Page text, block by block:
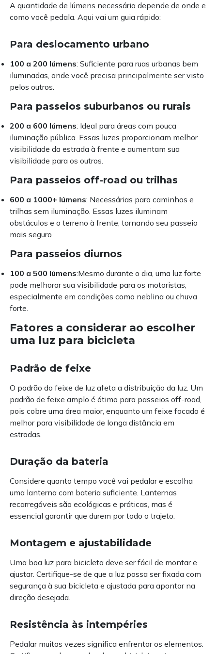
A quantidade de lúmens necessária depende de onde e
como você pedala. Aqui vai um guia rápido:
Para deslocamento urbano
100 a 200 lúmens: Suficiente para ruas urbanas bem
iluminadas, onde você precisa principalmente ser visto
pelos outros.
Para passeios suburbanos ou rurais
200 a 600 lúmens: Ideal para áreas com pouca
iluminação pública. Essas luzes proporcionam melhor
visibilidade da estrada à frente e aumentam sua
visibilidade para os outros.
Para passeios off-road ou trilhas
600 a 1000+ lúmens: Necessárias para caminhos e
trilhas sem iluminação. Essas luzes iluminam
obstáculos e o terreno à frente, tornando seu passeio
mais seguro.
Para passeios diurnos
100 a 500 lúmens:Mesmo durante o dia, uma luz forte
pode melhorar sua visibilidade para os motoristas,
especialmente em condições como neblina ou chuva
forte.
Fatores a considerar ao escolher
uma luz para bicicleta
Padrão de feixe
O padrão do feixe de luz afeta a distribuição da luz. Um
padrão de feixe amplo é ótimo para passeios off-road,
pois cobre uma área maior, enquanto um feixe focado é
melhor para visibilidade de longa distância em
estradas.
Duração da bateria
Considere quanto tempo você vai pedalar e escolha
uma lanterna com bateria suficiente. Lanternas
recarregáveis ​​são ecológicas e práticas, mas é
essencial garantir que durem por todo o trajeto.
Montagem e ajustabilidade
Uma boa luz para bicicleta deve ser fácil de montar e
ajustar. Certifique-se de que a luz possa ser fixada com
segurança à sua bicicleta e ajustada para apontar na
direção desejada.
Resistência às intempéries
Pedalar muitas vezes significa enfrentar os elementos.